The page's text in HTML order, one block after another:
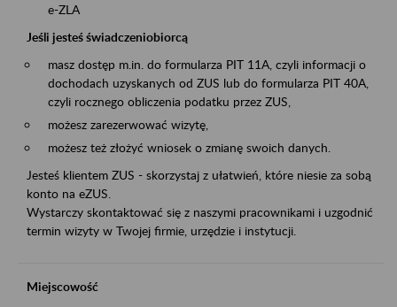
e-ZLA
Jeśli jesteś świadczeniobiorcą
masz dostęp m.in. do formularza PIT 11A, czyli informacji o
dochodach uzyskanych od ZUS lub do formularza PIT 40A,
czyli rocznego obliczenia podatku przez ZUS,
możesz zarezerwować wizytę,
możesz też złożyć wniosek o zmianę swoich danych.
Jesteś klientem ZUS - skorzystaj z ułatwień, które niesie za sobą
konto na eZUS.
Wystarczy skontaktować się z naszymi pracownikami i uzgodnić
termin wizyty w Twojej firmie, urzędzie i instytucji.
Miejscowość